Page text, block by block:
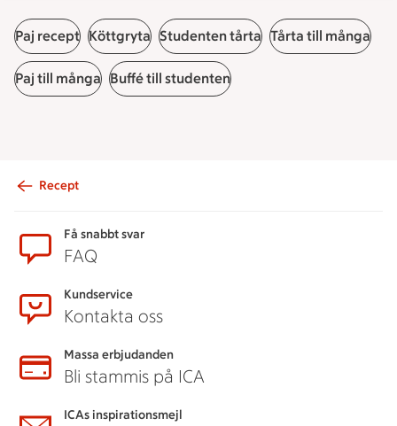
Paj recept Köttgryta Studenten tårta Tårta till många
Paj till många Buffé till studenten
Recept
Få snabbt svar
FAQ
Kundservice
Kontakta oss
Massa erbjudanden
Bli stammis på ICA
ICAs inspirationsmejl